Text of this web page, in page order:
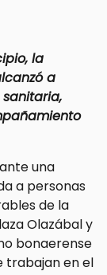
la
a
una
a personas
de la
Olazábal y
bonaerense
trabajan en el